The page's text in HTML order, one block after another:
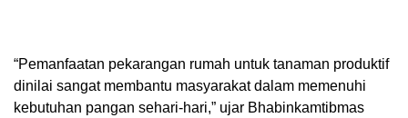
“Pemanfaatan pekarangan rumah untuk tanaman produktif
dinilai sangat membantu masyarakat dalam memenuhi
kebutuhan pangan sehari-hari,” ujar Bhabinkamtibmas